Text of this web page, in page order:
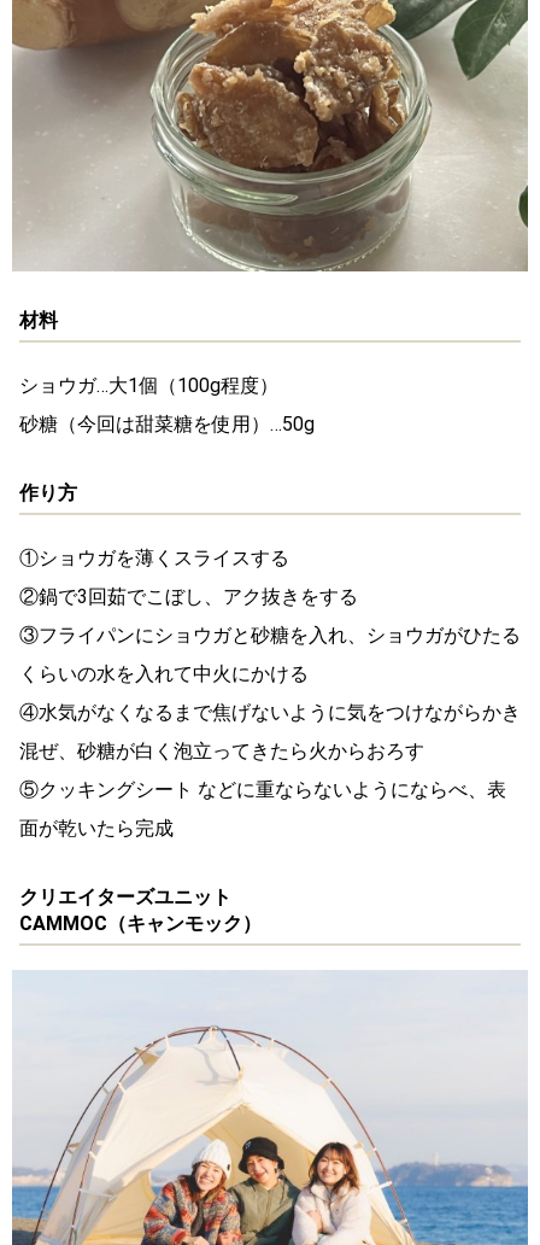
材料
ショウガ…大1個（100g程度）
砂糖（今回は甜菜糖を使用）…50g
作り方
①ショウガを薄くスライスする
②鍋で3回茹でこぼし、アク抜きをする
③フライパンにショウガと砂糖を入れ、ショウガがひたる
くらいの水を入れて中火にかける
④水気がなくなるまで焦げないように気をつけながらかき
混ぜ、砂糖が白く泡立ってきたら火からおろす
⑤クッキングシート などに重ならないようにならべ、表
面が乾いたら完成
クリエイターズユニット
CAMMOC（キャンモック）